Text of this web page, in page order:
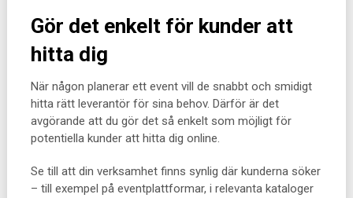
Gör det enkelt för kunder att
hitta dig
När någon planerar ett event vill de snabbt och smidigt
hitta rätt leverantör för sina behov. Därför är det
avgörande att du gör det så enkelt som möjligt för
potentiella kunder att hitta dig online.
Se till att din verksamhet finns synlig där kunderna söker
– till exempel på eventplattformar, i relevanta kataloger